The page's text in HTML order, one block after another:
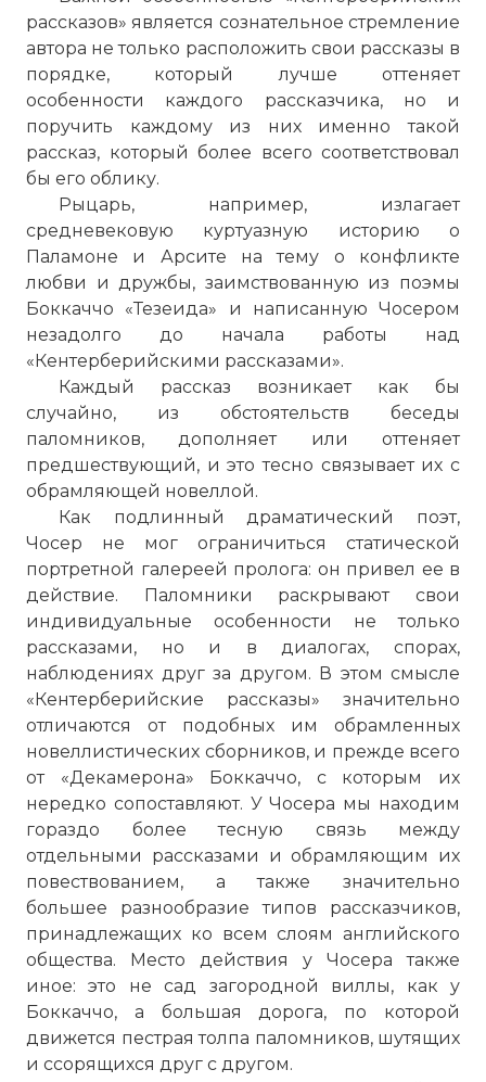
рассказов» является сознательное стремление
автора не только расположить свои рассказы в
порядке, который лучше оттеняет
особенности каждого рассказчика, но и
поручить каждому из них именно такой
рассказ, который более всего соответствовал
бы его облику.
Рыцарь, например, излагает
средневековую куртуазную историю о
Паламоне и Арсите на тему о конфликте
любви и дружбы, заимствованную из поэмы
Боккаччо «Тезеида» и написанную Чосером
незадолго до начала работы над
«Кентерберийскими рассказами».
Каждый рассказ возникает как бы
случайно, из обстоятельств беседы
паломников, дополняет или оттеняет
предшествующий, и это тесно связывает их с
обрамляющей новеллой.
Как подлинный драматический поэт,
Чосер не мог ограничиться статической
портретной галереей пролога: он привел ее в
действие. Паломники раскрывают свои
индивидуальные особенности не только
рассказами, но и в диалогах, спорах,
наблюдениях друг за другом. В этом смысле
«Кентерберийские рассказы» значи­тельно
отличаются от подобных им обрамленных
новеллистических сборников, и прежде всего
от «Декамерона» Боккаччо, с которым их
нередко сопоставляют. У Чосера мы находим
гораздо более тесную связь между
отдельными рассказами и обрамляющим их
повествованием, а также значительно
большее разнообразие типов рассказчиков,
принадлежащих ко всем слоям английского
общества. Место действия у Чосера также
иное: это не сад загородной виллы, как у
Боккаччо, а большая дорога, по которой
движется пестрая толпа паломников, шутящих
и ссорящихся друг с другом.